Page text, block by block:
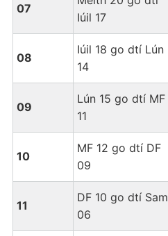
07
Iúil 17
08
Iúil 18 go dtí Lún
14
09
Lún 15 go dtí MF
11
10
MF 12 go dtí DF
09
11
DF 10 go dtí Sam
06